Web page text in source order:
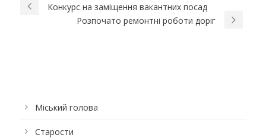
Конкурс на заміщення вакантних посад
Розпочато ремонтні роботи доріг
Міський голова
Старости